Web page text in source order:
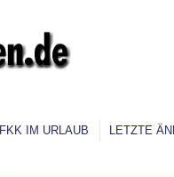
FKK IM URLAUB LETZTE